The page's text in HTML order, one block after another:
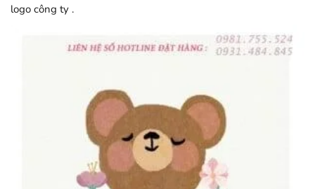
logo công ty .